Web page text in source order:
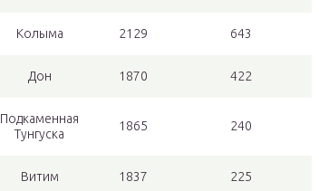
Колыма 2129 643
Дон 1870 422
Подкаменная
Тунгуска
1865 240
Витим 1837 225